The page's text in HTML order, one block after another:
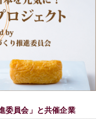
委員会」と共催企業